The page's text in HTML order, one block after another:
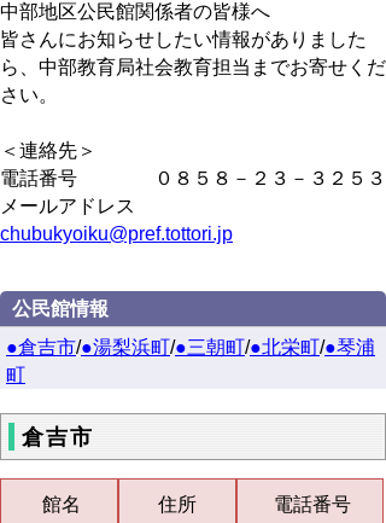
中部地区公民館関係者の皆様へ
皆さんにお知らせしたい情報がありました
ら、中部教育局社会教育担当までお寄せくだ
さい。
＜連絡先＞
電話番号 ０８５８－２３－３２５３
メールアドレス
chubukyoiku@pref.tottori.jp
公民館情報
●倉吉市/●湯梨浜町/●三朝町/●北栄町/●琴浦
町
倉吉市
館名 住所 電話番号